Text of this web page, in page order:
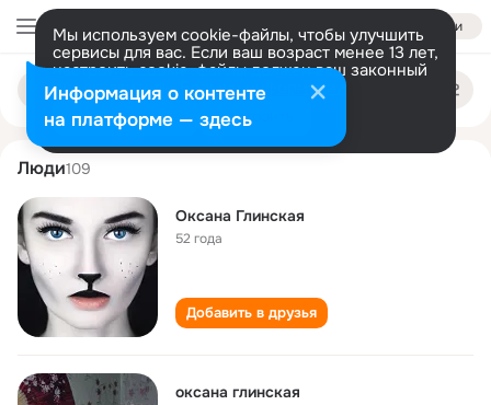
Войти
Мы используем cookie-файлы, чтобы улучшить
сервисы для вас. Если ваш возраст менее 13 лет,
настроить cookie-файлы должен ваш законный
представитель. Больше информации
Разрешить все Настроить
Поиск
людям
oksana glinskaya
Люди109
Оксана Глинская
52 года
Добавить в друзья
оксана глинская
Информация о контенте
на платформе — здесь